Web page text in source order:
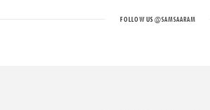
FOLLOW US@SAMSAARAM